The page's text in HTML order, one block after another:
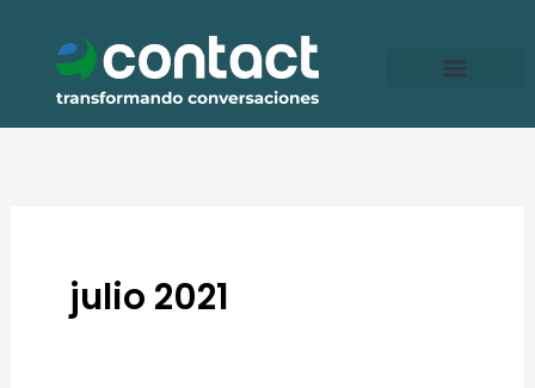
contenido
julio 2021